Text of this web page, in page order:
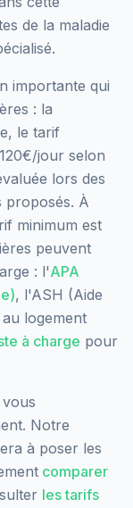
de la maladie
importante qui
: la
le tarif
jour selon
lors des
proposés. À
minimum est
peuvent
: l'APA
, l'ASH (Aide
logement
à charge pour
Notre
à poser les
comparer
les tarifs